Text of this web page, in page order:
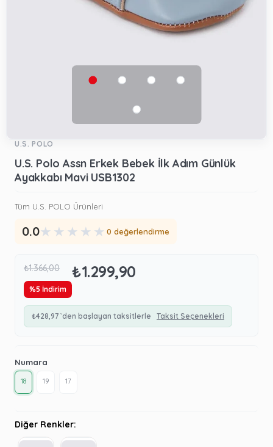
U.S. POLO
U.S. Polo Assn Erkek Bebek İlk Adım Günlük
Ayakkabı Mavi USB1302
Tüm U.S. POLO Ürünleri
0.0★ ★ ★ ★ ★ 0 değerlendirme
₺1.366,00 ₺1.299,90
%5 İndirim
₺428,97 `den başlayan taksitlerle Taksit Seçenekleri
Numara
18 19 17
Diğer Renkler: